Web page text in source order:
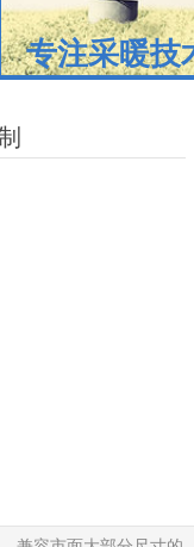
专注采暖技
专注采暖技